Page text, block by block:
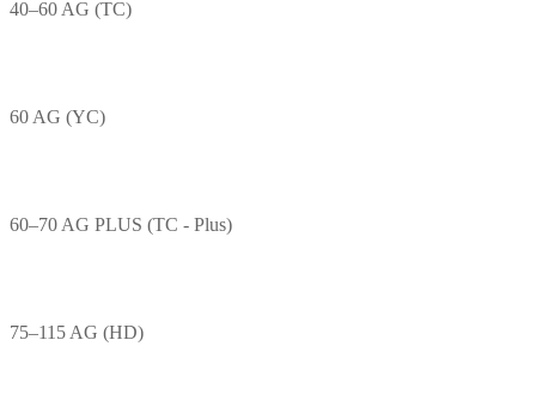
40–60 AG (TC)
60 AG (YC)
60–70 AG PLUS (TC - Plus)
75–115 AG (HD)